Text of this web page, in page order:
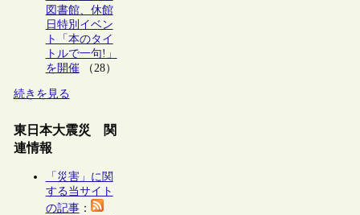
図書館、休館
日特別イベン
ト「本のタイ
トルで一句!」
を開催（28）
続きを見る
東日本大震災 関
連情報
「災害」に関
する当サイト
の記事：